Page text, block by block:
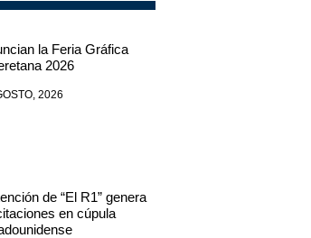
la Feria Gráfica
2026
2026
de “El R1” genera
en cúpula